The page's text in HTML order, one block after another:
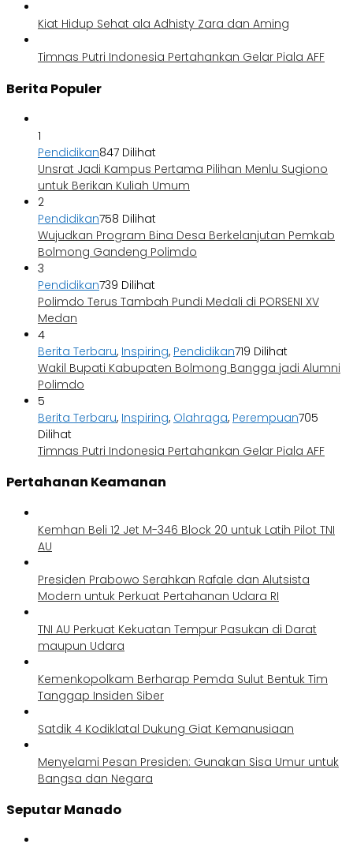
Kiat Hidup Sehat ala Adhisty Zara dan Aming
Timnas Putri Indonesia Pertahankan Gelar Piala AFF
Berita Populer
1
Pendidikan847 Dilihat
Unsrat Jadi Kampus Pertama Pilihan Menlu Sugiono
untuk Berikan Kuliah Umum
2
Pendidikan758 Dilihat
Wujudkan Program Bina Desa Berkelanjutan Pemkab
Bolmong Gandeng Polimdo
3
Pendidikan739 Dilihat
Polimdo Terus Tambah Pundi Medali di PORSENI XV
Medan
4
Berita Terbaru, Inspiring, Pendidikan719 Dilihat
Wakil Bupati Kabupaten Bolmong Bangga jadi Alumni
Polimdo
5
Berita Terbaru, Inspiring, Olahraga, Perempuan705
Dilihat
Timnas Putri Indonesia Pertahankan Gelar Piala AFF
Pertahanan Keamanan
Kemhan Beli 12 Jet M-346 Block 20 untuk Latih Pilot TNI
AU
Presiden Prabowo Serahkan Rafale dan Alutsista
Modern untuk Perkuat Pertahanan Udara RI
TNI AU Perkuat Kekuatan Tempur Pasukan di Darat
maupun Udara
Kemenkopolkam Berharap Pemda Sulut Bentuk Tim
Tanggap Insiden Siber
Satdik 4 Kodiklatal Dukung Giat Kemanusiaan
Menyelami Pesan Presiden: Gunakan Sisa Umur untuk
Bangsa dan Negara
Seputar Manado